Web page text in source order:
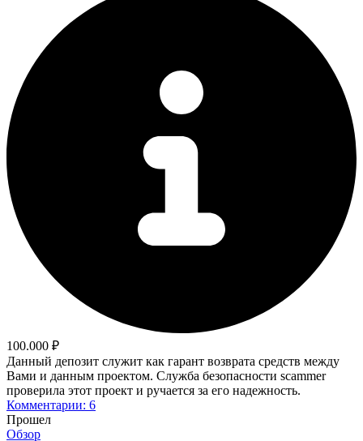
100.000 ₽
Данный депозит служит как гарант возврата средств между
Вами и данным проектом. Служба безопасности scammer
проверила этот проект и ручается за его надежность.
Комментарии: 6
Прошел
Обзор